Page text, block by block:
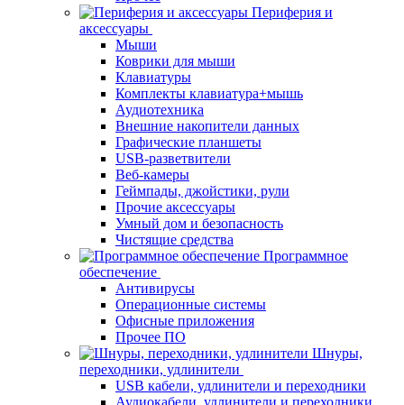
Периферия и
аксессуары
Мыши
Коврики для мыши
Клавиатуры
Комплекты клавиатура+мышь
Аудиотехника
Внешние накопители данных
Графические планшеты
USB-разветвители
Веб-камеры
Геймпады, джойстики, рули
Прочие аксессуары
Умный дом и безопасность
Чистящие средства
Программное
обеспечение
Антивирусы
Операционные системы
Офисные приложения
Прочее ПО
Шнуры,
переходники, удлинители
USB кабели, удлинители и переходники
Аудиокабели, удлинители и переходники